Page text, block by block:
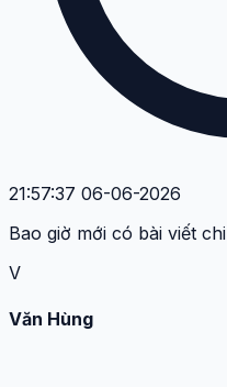
21:57:37 06-06-2026
Bao giờ mới có bài viết
V
Văn Hùng